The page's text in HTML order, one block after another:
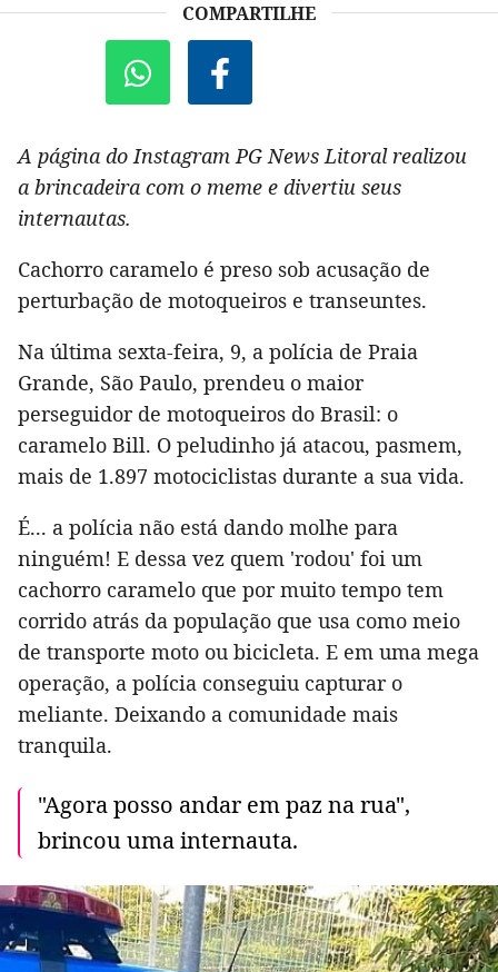
COMPARTILHE
A página do Instagram PG News Litoral realizou
a brincadeira com o meme e divertiu seus
internautas.
Cachorro caramelo é preso sob acusação de
perturbação de motoqueiros e transeuntes.
Na última sexta-feira, 9, a polícia de Praia
Grande, São Paulo, prendeu o maior
perseguidor de motoqueiros do Brasil: o
caramelo Bill. O peludinho já atacou, pasmem,
mais de 1.897 motociclistas durante a sua vida.
É... a polícia não está dando molhe para
ninguém! E dessa vez quem 'rodou' foi um
cachorro caramelo que por muito tempo tem
corrido atrás da população que usa como meio
de transporte moto ou bicicleta. E em uma mega
operação, a polícia conseguiu capturar o
meliante. Deixando a comunidade mais
tranquila.
"Agora posso andar em paz na rua",
brincou uma internauta.